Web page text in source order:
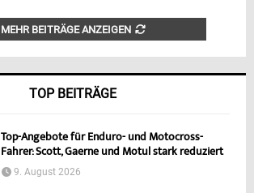
MEHR BEITRÄGE ANZEIGEN
TOP BEITRÄGE
Top-Angebote für Enduro- und Motocross-
Fahrer: Scott, Gaerne und Motul stark reduziert
9. August 2026